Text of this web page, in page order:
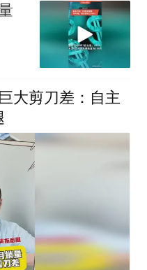
大剪刀差：自主